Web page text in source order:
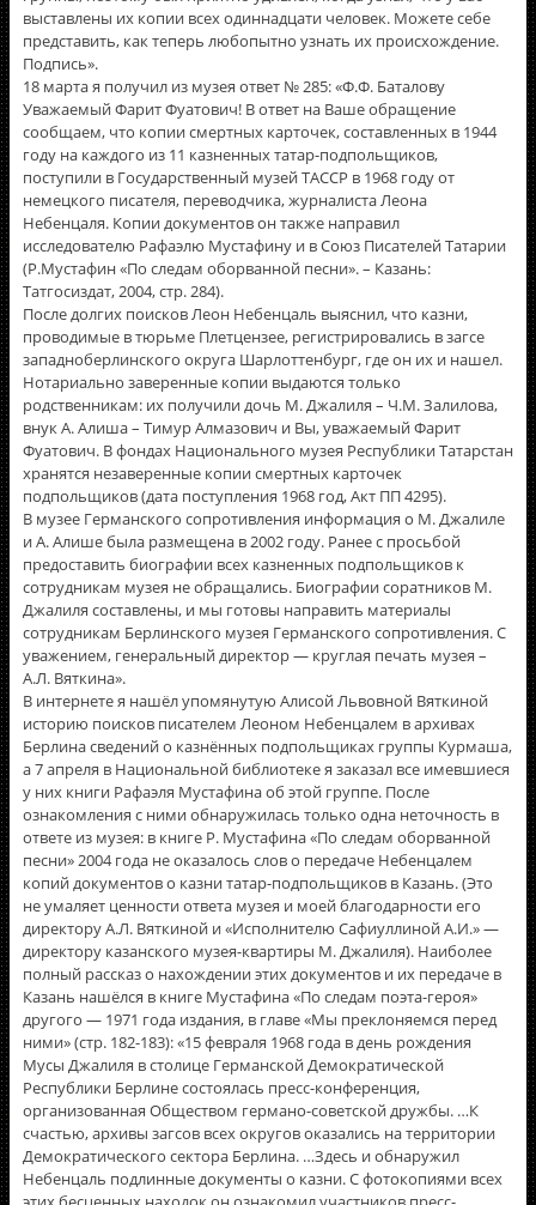
выставлены их копии всех одиннадцати человек. Можете себе
представить, как теперь любопытно узнать их происхождение.
Подпись».
18 марта я получил из музея ответ № 285: «Ф.Ф. Баталову
Уважаемый Фарит Фуатович! В ответ на Ваше обращение
сообщаем, что копии смертных карточек, составленных в 1944
году на каждого из 11 казненных татар-подпольщиков,
поступили в Государственный музей ТАССР в 1968 году от
немецкого писателя, переводчика, журналиста Леона
Небенцаля. Копии документов он также направил
исследователю Рафаэлю Мустафину и в Союз Писателей Татарии
(Р.Мустафин «По следам оборванной песни». – Казань:
Татгосиздат, 2004, стр. 284).
После долгих поисков Леон Небенцаль выяснил, что казни,
проводимые в тюрьме Плетцензее, регистрировались в загсе
западноберлинского округа Шарлоттенбург, где он их и нашел.
Нотариально заверенные копии выдаются только
родственникам: их получили дочь М. Джалиля – Ч.М. Залилова,
внук А. Алиша – Тимур Алмазович и Вы, уважаемый Фарит
Фуатович. В фондах Национального музея Республики Татарстан
хранятся незаверенные копии смертных карточек
подпольщиков (дата поступления 1968 год, Акт ПП 4295).
В музее Германского сопротивления информация о М. Джалиле
и А. Алише была размещена в 2002 году. Ранее с просьбой
предоставить биографии всех казненных подпольщиков к
сотрудникам музея не обращались. Биографии соратников М.
Джалиля составлены, и мы готовы направить материалы
сотрудникам Берлинского музея Германского сопротивления. С
уважением, генеральный директор — круглая печать музея –
А.Л. Вяткина».
В интернете я нашёл упомянутую Алисой Львовной Вяткиной
историю поисков писателем Леоном Небенцалем в архивах
Берлина сведений о казнённых подпольщиках группы Курмаша,
а 7 апреля в Национальной библиотеке я заказал все имевшиеся
у них книги Рафаэля Мустафина об этой группе. После
ознакомления с ними обнаружилась только одна неточность в
ответе из музея: в книге Р. Мустафина «По следам оборванной
песни» 2004 года не оказалось слов о передаче Небенцалем
копий документов о казни татар-подпольщиков в Казань. (Это
не умаляет ценности ответа музея и моей благодарности его
директору А.Л. Вяткиной и «Исполнителю Сафиуллиной А.И.» —
директору казанского музея-квартиры М. Джалиля). Наиболее
полный рассказ о нахождении этих документов и их передаче в
Казань нашёлся в книге Мустафина «По следам поэта-героя»
другого — 1971 года издания, в главе «Мы преклоняемся перед
ними» (стр. 182-183): «15 февраля 1968 года в день рождения
Мусы Джалиля в столице Германской Демократической
Республики Берлине состоялась пресс-конференция,
организованная Обществом германо-советской дружбы. …К
счастью, архивы загсов всех округов оказались на территории
Демократического сектора Берлина. …Здесь и обнаружил
Небенцаль подлинные документы о казни. С фотокопиями всех